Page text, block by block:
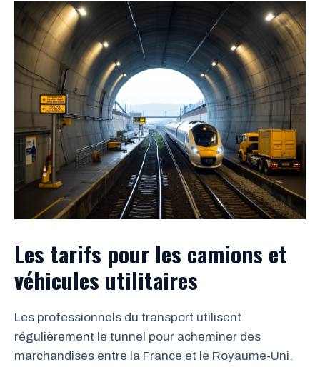
Les tarifs pour les camions et
véhicules utilitaires
Les professionnels du transport utilisent
régulièrement le tunnel pour acheminer des
marchandises entre la France et le Royaume-Uni.